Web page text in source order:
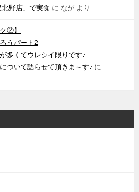
北野店」で実食 に なが より
②】
うパート2
多くてウレシイ限りです♪
ついて語らせて頂きま～す♪ に